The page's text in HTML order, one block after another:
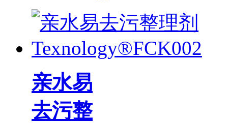
亲水易
去污整